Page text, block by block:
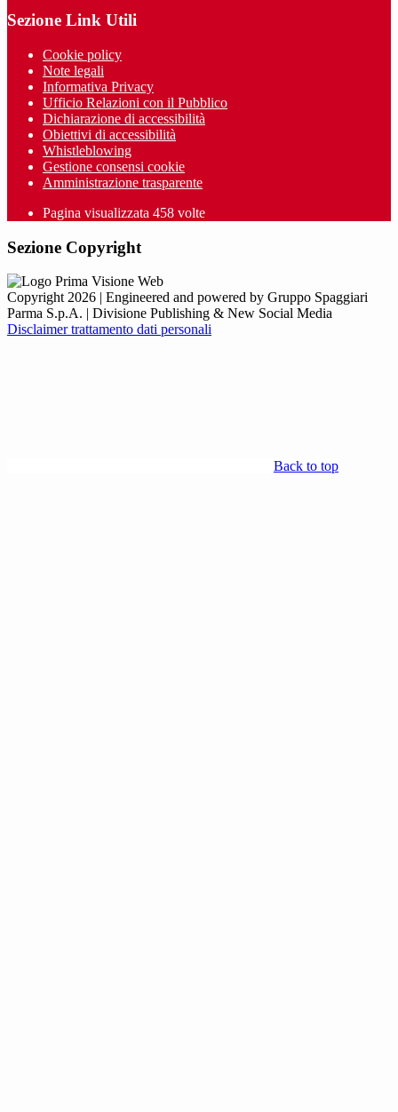
Sezione Link Utili
Cookie policy
Note legali
Informativa Privacy
Ufficio Relazioni con il Pubblico
Dichiarazione di accessibilità
Obiettivi di accessibilità
Whistleblowing
Gestione consensi cookie
Amministrazione trasparente
Pagina visualizzata 458 volte
Sezione Copyright
Copyright 2026 | Engineered and powered by Gruppo Spaggiari
Parma S.p.A. | Divisione Publishing & New Social Media
Disclaimer trattamento dati personali
Back to top